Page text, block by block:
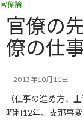
コ
ン
プ
ナ
ビ
動
官僚論
官僚の
僚の仕
2013年10月11日
（仕事の進め方、
昭和12年、支那事